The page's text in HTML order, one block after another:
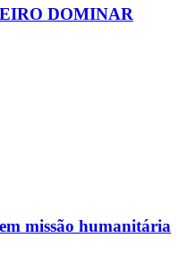
DOMINAR
missão humanitária